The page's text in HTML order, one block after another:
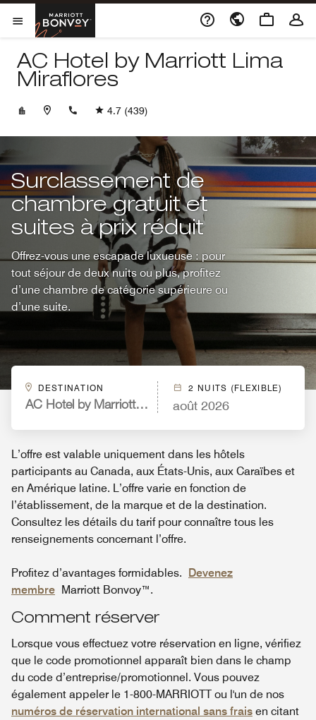
Skip to Content
Ouvrir le menu
Marriott Bonvoy
AC Hotel by Marriott Lima
Miraflores
+5115969480
4.7 (439)
Surclassement de
chambre gratuit et
suites à prix réduit
Offrez-vous une escapade luxueuse : pour
tout séjour de deux nuits ou plus, profitez
d’une chambre de catégorie supérieure ou
d’une suite.
DESTINATION
AC Hotel by Marriott Lima Miraflores
2 NUITS (FLEXIBLE)
août 2026
L’offre est valable uniquement dans les hôtels
participants au Canada, aux États-Unis, aux Caraïbes et
en Amérique latine. L’offre varie en fonction de
l’établissement, de la marque et de la destination.
Consultez les détails du tarif pour connaître tous les
renseignements concernant l’offre.
Profitez d’avantages formidables. Devenez
membre Marriott Bonvoy™.
Comment réserver
Lorsque vous effectuez votre réservation en ligne, vérifiez
que le code promotionnel apparaît bien dans le champ
du code d’entreprise/promotionnel. Vous pouvez
également appeler le 1-800-MARRIOTT ou l'un de nos
numéros de réservation international sans frais en citant